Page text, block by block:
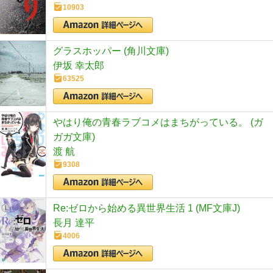
10903
グラスホッパー (角川文庫)
伊坂 幸太郎
63525
やはり俺の青春ラブコメはまちがっている。 (ガ
ガガ文庫)
渡 航
9308
Re:ゼロから始める異世界生活 1 (MF文庫J)
長月 達平
4006